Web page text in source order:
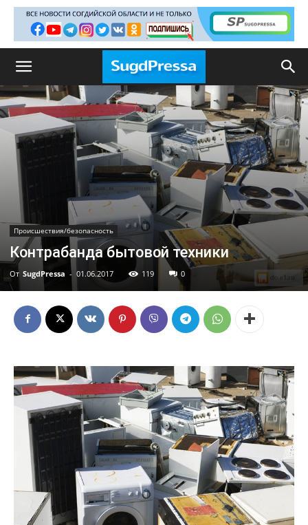
Происшествия/безопасность
Контрабанда бытовой техники
От SugdPressa - 01.06.2017 119 0